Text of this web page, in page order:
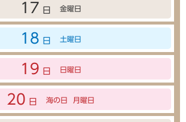
17 日 金曜日
18 日 土曜日
19 日 日曜日
20 日 海の日 月曜日